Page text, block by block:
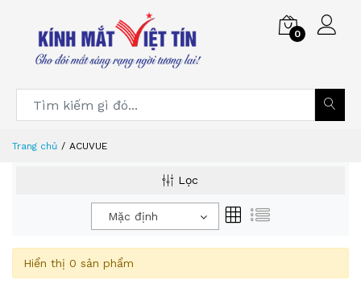
0
Trang chủ ACUVUE
Lọc
Mặc định
Hiển thị 0 sản phẩm